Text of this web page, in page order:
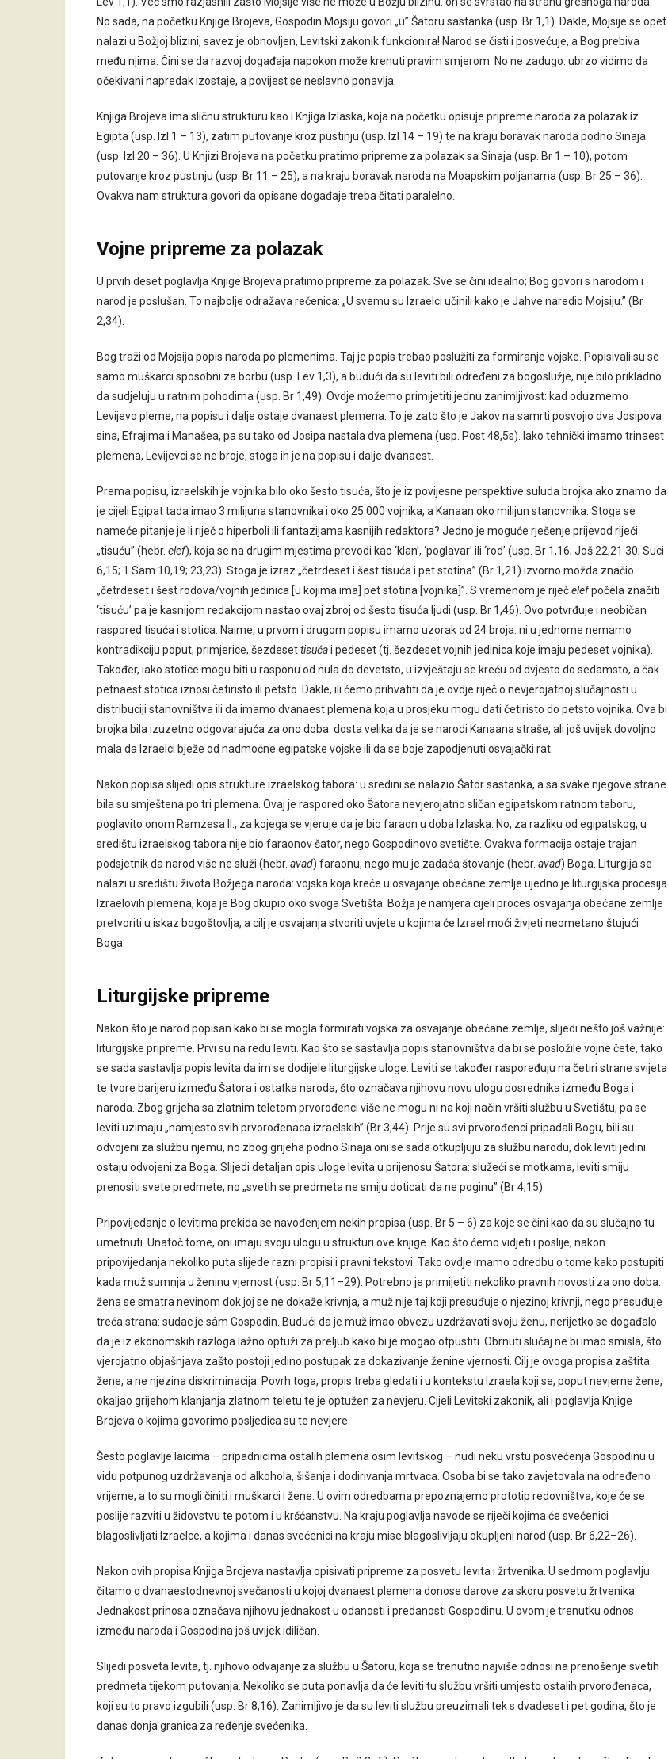
No sada, na početku Knjige Brojeva, Gospodin Mojsiju govori „u” Šatoru sastanka (usp. Br 1,1). Dakle, Mojsije se opet
nalazi u Božjoj blizini, savez je obnovljen, Levitski zakonik funkcionira! Narod se čisti i posvećuje, a Bog prebiva
među njima. Čini se da razvoj događaja napokon može krenuti pravim smjerom. No ne zadugo: ubrzo vidimo da
očekivani napredak izostaje, a povijest se neslavno ponavlja.
Knjiga Brojeva ima sličnu strukturu kao i Knjiga Izlaska, koja na početku opisuje pripreme naroda za polazak iz
Egipta (usp. Izl 1 – 13), zatim putovanje kroz pustinju (usp. Izl 14 – 19) te na kraju boravak naroda podno Sinaja
(usp. Izl 20 – 36). U Knjizi Brojeva na početku pratimo pripreme za polazak sa Sinaja (usp. Br 1 – 10), potom
putovanje kroz pustinju (usp. Br 11 – 25), a na kraju boravak naroda na Moapskim poljanama (usp. Br 25 – 36).
Ovakva nam struktura govori da opisane događaje treba čitati paralelno.
Vojne pripreme za polazak
U prvih deset poglavlja Knjige Brojeva pratimo pripreme za polazak. Sve se čini idealno; Bog govori s narodom i
narod je poslušan. To najbolje odražava rečenica: „U svemu su Izraelci učinili kako je Jahve naredio Mojsiju.” (Br
2,34).
Bog traži od Mojsija popis naroda po plemenima. Taj je popis trebao poslužiti za formiranje vojske. Popisivali su se
samo muškarci sposobni za borbu (usp. Lev 1,3), a budući da su leviti bili određeni za bogoslužje, nije bilo prikladno
da sudjeluju u ratnim pohodima (usp. Br 1,49). Ovdje možemo primijetiti jednu zanimljivost: kad oduzmemo
Levijevo pleme, na popisu i dalje ostaje dvanaest plemena. To je zato što je Jakov na samrti posvojio dva Josipova
sina, Efrajima i Manašea, pa su tako od Josipa nastala dva plemena (usp. Post 48,5s). Iako tehnički imamo trinaest
plemena, Levijevci se ne broje, stoga ih je na popisu i dalje dvanaest.
Prema popisu, izraelskih je vojnika bilo oko šesto tisuća, što je iz povijesne perspektive suluda brojka ako znamo da
je cijeli Egipat tada imao 3 milijuna stanovnika i oko 25 000 vojnika, a Kanaan oko milijun stanovnika. Stoga se
nameće pitanje je li riječ o hiperboli ili fantazijama kasnijih redaktora? Jedno je moguće rješenje prijevod riječi
„tisuću” (hebr. elef), koja se na drugim mjestima prevodi kao ‘klan’, ‘poglavar’ ili ‘rod’ (usp. Br 1,16; Još 22,21.30; Suci
6,15; 1 Sam 10,19; 23,23). Stoga je izraz „četrdeset i šest tisuća i pet stotina” (Br 1,21) izvorno možda značio
„četrdeset i šest rodova/vojnih jedinica [u kojima ima] pet stotina [vojnika]”. S vremenom je riječelefpočela značiti
‘tisuću’ pa je kasnijom redakcijom nastao ovaj zbroj od šesto tisuća ljudi (usp. Br 1,46). Ovo potvrđuje i neobičan
raspored tisuća i stotica. Naime, u prvom i drugom popisu imamo uzorak od 24 broja: ni u jednome nemamo
kontradikciju poput, primjerice, šezdesettisućai pedeset (tj. šezdeset vojnih jedinica koje imaju pedeset vojnika).
Također, iako stotice mogu biti u rasponu od nula do devetsto, u izvještaju se kreću od dvjesto do sedamsto, a čak
petnaest stotica iznosi četiristo ili petsto. Dakle, ili ćemo prihvatiti da je ovdje riječ o nevjerojatnoj slučajnosti u
distribuciji stanovništva ili da imamo dvanaest plemena koja u prosjeku mogu dati četiristo do petsto vojnika. Ova bi
brojka bila izuzetno odgovarajuća za ono doba: dosta velika da je se narodi Kanaana straše, ali još uvijek dovoljno
mala da Izraelci bježe od nadmoćne egipatske vojske ili da se boje zapodjenuti osvajački rat.
Nakon popisa slijedi opis strukture izraelskog tabora: u sredini se nalazio Šator sastanka, a sa svake njegove strane
bila su smještena po tri plemena. Ovaj je raspored oko Šatora nevjerojatno sličan egipatskom ratnom taboru,
poglavito onom Ramzesa II., za kojega se vjeruje da je bio faraon u doba Izlaska. No, za razliku od egipatskog, u
središtu izraelskog tabora nije bio faraonov šator, nego Gospodinovo svetište. Ovakva formacija ostaje trajan
podsjetnik da narod više ne služi (hebr. avad) faraonu, nego mu je zadaća štovanje (hebr. avad) Boga. Liturgija se
nalazi u središtu života Božjega naroda: vojska koja kreće u osvajanje obećane zemlje ujedno je liturgijska procesija
Izraelovih plemena, koja je Bog okupio oko svoga Svetišta. Božja je namjera cijeli proces osvajanja obećane zemlje
pretvoriti u iskaz bogoštovlja, a cilj je osvajanja stvoriti uvjete u kojima će Izrael moći živjeti neometano štujući
Boga.
Liturgijske pripreme
Nakon što je narod popisan kako bi se mogla formirati vojska za osvajanje obećane zemlje, slijedi nešto još važnije:
liturgijske pripreme. Prvi su na redu leviti. Kao što se sastavlja popis stanovništva da bi se posložile vojne čete, tako
se sada sastavlja popis levita da im se dodijele liturgijske uloge. Leviti se također raspoređuju na četiri strane svijeta
te tvore barijeru između Šatora i ostatka naroda, što označava njihovu novu ulogu posrednika između Boga i
naroda. Zbog grijeha sa zlatnim teletom prvorođenci više ne mogu ni na koji način vršiti službu u Svetištu, pa se
leviti uzimaju „namjesto svih prvorođenaca izraelskih” (Br 3,44). Prije su svi prvorođenci pripadali Bogu, bili su
odvojeni za službu njemu, no zbog grijeha podno Sinaja oni se sada otkupljuju za službu narodu, dok leviti jedini
ostaju odvojeni za Boga. Slijedi detaljan opis uloge levita u prijenosu Šatora: služeći se motkama, leviti smiju
prenositi svete predmete, no „svetih se predmeta ne smiju doticati da ne poginu” (Br 4,15).
Pripovijedanje o levitima prekida se navođenjem nekih propisa (usp. Br 5 – 6) za koje se čini kao da su slučajno tu
umetnuti. Unatoč tome, oni imaju svoju ulogu u strukturi ove knjige. Kao što ćemo vidjeti i poslije, nakon
pripovijedanja nekoliko puta slijede razni propisi i pravni tekstovi. Tako ovdje imamo odredbu o tome kako postupiti
kada muž sumnja u ženinu vjernost (usp. Br 5,11–29). Potrebno je primijetiti nekoliko pravnih novosti za ono doba:
žena se smatra nevinom dok joj se ne dokaže krivnja, a muž nije taj koji presuđuje o njezinoj krivnji, nego presuđuje
treća strana: sudac je sâm Gospodin. Budući da je muž imao obvezu uzdržavati svoju ženu, nerijetko se događalo
da je iz ekonomskih razloga lažno optuži za preljub kako bi je mogao otpustiti. Obrnuti slučaj ne bi imao smisla, što
vjerojatno objašnjava zašto postoji jedino postupak za dokazivanje ženine vjernosti. Cilj je ovoga propisa zaštita
žene, a ne njezina diskriminacija. Povrh toga, propis treba gledati i u kontekstu Izraela koji se, poput nevjerne žene,
okaljao grijehom klanjanja zlatnom teletu te je optužen za nevjeru. Cijeli Levitski zakonik, ali i poglavlja Knjige
Brojeva o kojima govorimo posljedica su te nevjere.
Šesto poglavlje laicima – pripadnicima ostalih plemena osim levitskog – nudi neku vrstu posvećenja Gospodinu u
vidu potpunog uzdržavanja od alkohola, šišanja i dodirivanja mrtvaca. Osoba bi se tako zavjetovala na određeno
vrijeme, a to su mogli činiti i muškarci i žene. U ovim odredbama prepoznajemo prototip redovništva, koje će se
poslije razviti u židovstvu te potom i u kršćanstvu. Na kraju poglavlja navode se riječi kojima će svećenici
blagoslivljati Izraelce, a kojima i danas svećenici na kraju mise blagoslivljaju okupljeni narod (usp. Br 6,22–26).
Nakon ovih propisa Knjiga Brojeva nastavlja opisivati pripreme za posvetu levita i žrtvenika. U sedmom poglavlju
čitamo o dvanaestodnevnoj svečanosti u kojoj dvanaest plemena donose darove za skoru posvetu žrtvenika.
Jednakost prinosa označava njihovu jednakost u odanosti i predanosti Gospodinu. U ovom je trenutku odnos
između naroda i Gospodina još uvijek idiličan.
Slijedi posveta levita, tj. njihovo odvajanje za službu u Šatoru, koja se trenutno najviše odnosi na prenošenje svetih
predmeta tijekom putovanja. Nekoliko se puta ponavlja da će leviti tu službu vršiti umjesto ostalih prvorođenaca,
koji su to pravo izgubili (usp. Br 8,16). Zanimljivo je da su leviti službu preuzimali tek s dvadeset i pet godina, što je
danas donja granica za ređenje svećenika.